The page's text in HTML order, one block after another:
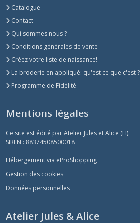
Catalogue
Contact
Qui sommes nous ?
Conditions générales de vente
Créez votre liste de naissance!
La broderie en appliqué: qu'est ce que c'est ?
Programme de Fidélité
Mentions légales
Ce site est édité par Atelier Jules et Alice (EI).
SIREN : 88374508500018
Hébergement via eProShopping
Gestion des cookies
Données personnelles
Atelier Jules & Alice